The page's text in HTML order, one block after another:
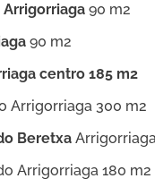
Arrigorriaga 90 m2
90 m2
centro 185 m2
Arrigorriaga 300 m2
Beretxa
Arrigorriaga 180 m2